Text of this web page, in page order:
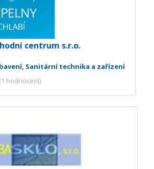
centrum s.r.o.
, Sanitární technika a zařízení
(1 hodnocení)